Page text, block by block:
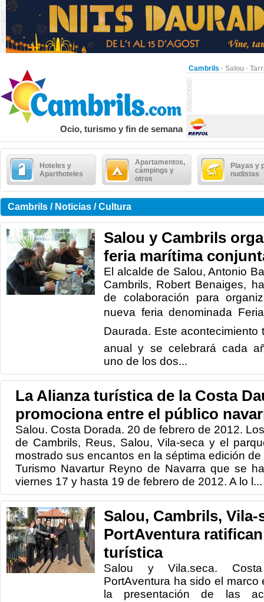
Cambrils · Salou ·
Ocio, turismo y fin de semana
Hoteles y
Aparthoteles
Apartamentos,
cámpings y
otros
Playas y
nudistas
Cambrils / Noticias / Cultura
Salou y Cambrils
feria marítima
El alcalde de Salou, Antonio
Cambrils, Robert Benaiges,
de colaboración para
nueva feria denominada
Daurada. Este
anual y se celebrará cada
uno de los dos...
La Alianza turística de la Costa
promociona entre el público
Salou. Costa Dorada. 20 de febrero de 2012.
de Cambrils, Reus, Salou, Vila-seca y el
mostrado sus encantos en la séptima edición
Turismo Navartur Reyno de Navarra que se
viernes 17 y hasta 19 de febrero de 2012. A lo l...
Salou, Cambrils, Vila-
PortAventura
turística
Salou y Vila.seca.
PortAventura ha sido el
la presentación de las